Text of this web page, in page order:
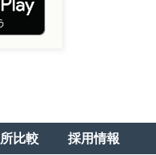
比較 採用情報